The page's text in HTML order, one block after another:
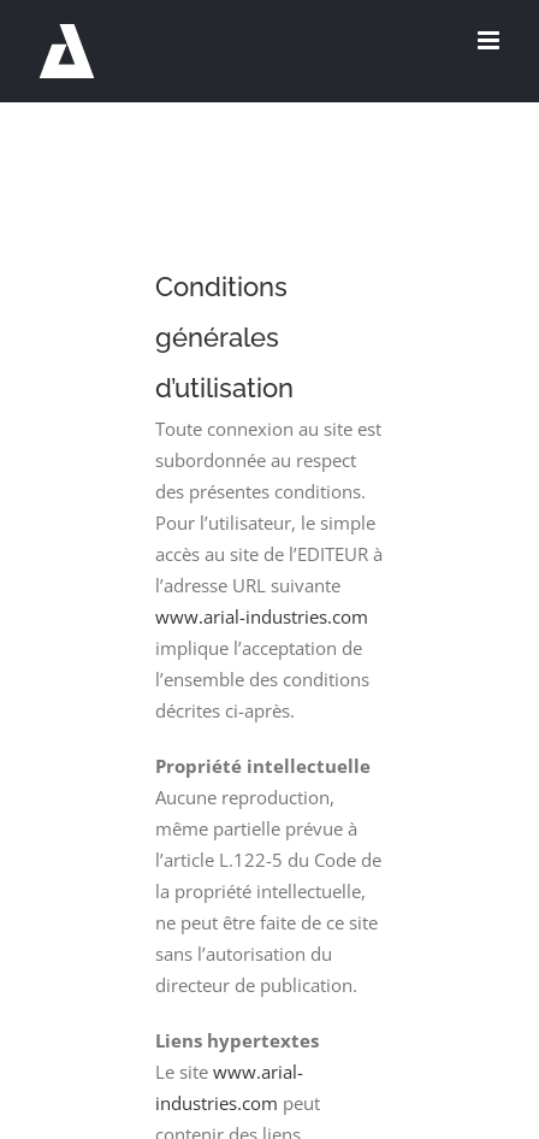
contenu
Conditions
générales
d’utilisation
Toute connexion au site est
subordonnée au respect
des présentes conditions.
Pour l’utilisateur, le simple
accès au site de l’EDITEUR à
l’adresse URL suivante
www.arial-industries.com
implique l’acceptation de
l’ensemble des conditions
décrites ci-après.
Propriété intellectuelle
Aucune reproduction,
même partielle prévue à
l’article L.122-5 du Code de
la propriété intellectuelle,
ne peut être faite de ce site
sans l’autorisation du
directeur de publication.
Liens hypertextes
Le site www.arial-
industries.com peut
contenir des liens